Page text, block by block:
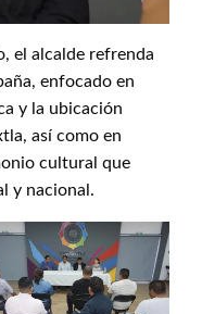
el alcalde refrenda
enfocado en
y la ubicación
así como en
cultural que
y nacional.